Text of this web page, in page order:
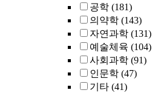
공학 (181)
의약학 (143)
자연과학 (131)
예술체육 (104)
사회과학 (91)
인문학 (47)
기타 (41)